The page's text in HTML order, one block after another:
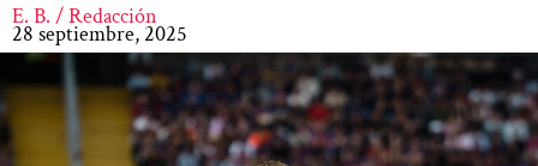
E. B. / Redacción
28 septiembre, 2025